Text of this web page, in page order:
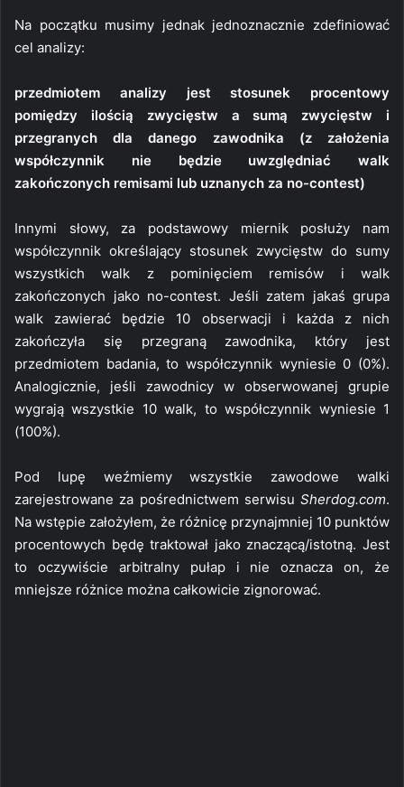
Na początku musimy jednak jednoznacznie zdefiniować
cel analizy:
przedmiotem analizy jest stosunek procentowy
pomiędzy ilością zwycięstw a sumą zwycięstw i
przegranych dla danego zawodnika (z założenia
współczynnik nie będzie uwzględniać walk
zakończonych remisami lub uznanych za no-contest)
Innymi słowy, za podstawowy miernik posłuży nam
współczynnik określający stosunek zwycięstw do sumy
wszystkich walk z pominięciem remisów i walk
zakończonych jako no-contest. Jeśli zatem jakaś grupa
walk zawierać będzie 10 obserwacji i każda z nich
zakończyła się przegraną zawodnika, który jest
przedmiotem badania, to współczynnik wyniesie 0 (0%).
Analogicznie, jeśli zawodnicy w obserwowanej grupie
wygrają wszystkie 10 walk, to współczynnik wyniesie 1
(100%).
Pod lupę weźmiemy wszystkie zawodowe walki
zarejestrowane za pośrednictwem serwisu Sherdog.com.
Na wstępie założyłem, że różnicę przynajmniej 10 punktów
procentowych będę traktował jako znaczącą/istotną. Jest
to oczywiście arbitralny pułap i nie oznacza on, że
mniejsze różnice można całkowicie zignorować.